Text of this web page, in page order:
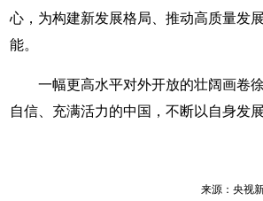
心，为构建新发展格局、推动高质量发
能。
一幅更高水平对外开放的壮阔画卷
自信、充满活力的中国，不断以自身发
来源：央视